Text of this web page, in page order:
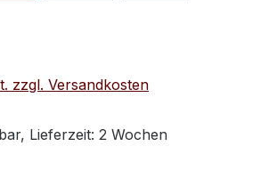
zzgl. Versandkosten
Lieferzeit: 2 Wochen